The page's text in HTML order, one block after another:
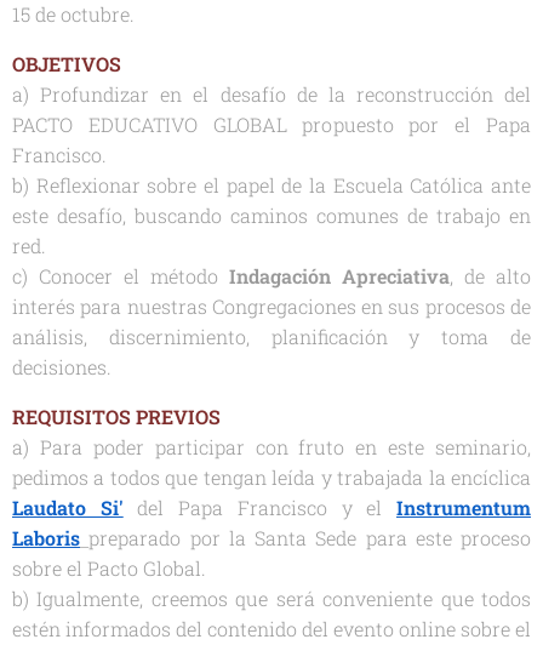
15 de octubre.
OBJETIVOS
a) Profundizar en el desafío de la reconstrucción del
PACTO EDUCATIVO GLOBAL propuesto por el Papa
Francisco.
b) Reflexionar sobre el papel de la Escuela Católica ante
este desafío, buscando caminos comunes de trabajo en
red.
c) Conocer el método Indagación Apreciativa, de alto
interés para nuestras Congregaciones en sus procesos de
análisis, discernimiento, planificación y toma de
decisiones.
REQUISITOS PREVIOS
a) Para poder participar con fruto en este seminario,
pedimos a todos que tengan leída y trabajada la encíclica
Laudato Si' del Papa Francisco y elInstrumentum
Laboris preparado por la Santa Sede para este proceso
sobre el Pacto Global.
b) Igualmente, creemos que será conveniente que todos
estén informados del contenido del evento online sobre el